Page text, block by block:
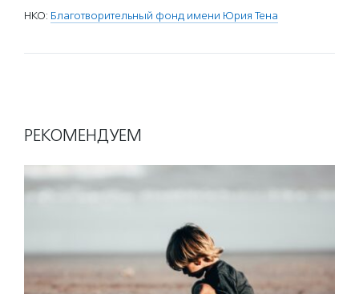
НКО: Благотворительный фонд имени Юрия Тена
РЕКОМЕНДУЕМ